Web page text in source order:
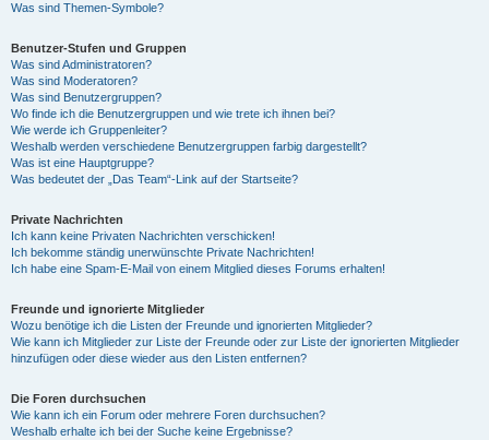
Was sind Themen-Symbole?
Benutzer-Stufen und Gruppen
Was sind Administratoren?
Was sind Moderatoren?
Was sind Benutzergruppen?
Wo finde ich die Benutzergruppen und wie trete ich ihnen bei?
Wie werde ich Gruppenleiter?
Weshalb werden verschiedene Benutzergruppen farbig dargestellt?
Was ist eine Hauptgruppe?
Was bedeutet der „Das Team“-Link auf der Startseite?
Private Nachrichten
Ich kann keine Privaten Nachrichten verschicken!
Ich bekomme ständig unerwünschte Private Nachrichten!
Ich habe eine Spam-E-Mail von einem Mitglied dieses Forums erhalten!
Freunde und ignorierte Mitglieder
Wozu benötige ich die Listen der Freunde und ignorierten Mitglieder?
Wie kann ich Mitglieder zur Liste der Freunde oder zur Liste der ignorierten Mitglieder
hinzufügen oder diese wieder aus den Listen entfernen?
Die Foren durchsuchen
Wie kann ich ein Forum oder mehrere Foren durchsuchen?
Weshalb erhalte ich bei der Suche keine Ergebnisse?